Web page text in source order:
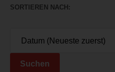
SORTIEREN NACH
Suchen